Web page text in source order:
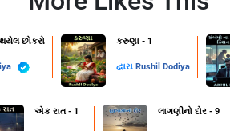
થયેલ છોકરો કરુણા - 1
દ્વારા Rushil Dodiya
એક રાત - 1 લાગણીનો દોર - 9